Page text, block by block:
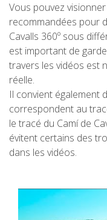
Vous pouvez
recommandées pour
Cavalls 360º sous
est important de
travers les vidéos est
réelle.
Il convient également
correspondent au
le tracé du Camí de
évitent certains des
dans les vidéos.